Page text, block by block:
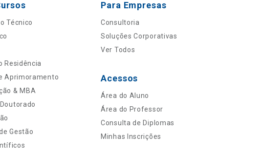
Técnico
Residência
Aprimoramento
& MBA
Gestão
Para Empresas
Consultoria
Soluções Corporativas
Ver Todos
Acessos
Área do Aluno
Área do Professor
Consulta de Diplomas
Minhas Inscrições